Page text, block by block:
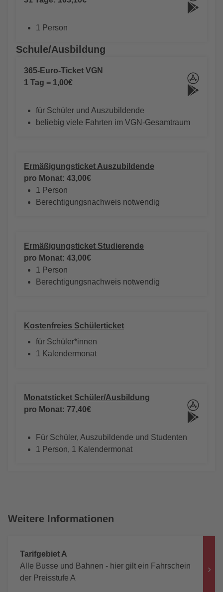
1 Person
Schule/Ausbildung
365-Euro-Ticket VGN
1 Tag = 1,00€
für Schüler und Auszubildende
beliebig viele Fahrten im VGN-Gesamtraum
Ermäßigungsticket Auszubildende
pro Monat: 43,00€
1 Person
Berechtigungsnachweis notwendig
Ermäßigungsticket Studierende
pro Monat: 43,00€
1 Person
Berechtigungsnachweis notwendig
Kostenfreies Schülerticket
für Schüler*innen
1 Kalendermonat
Monatsticket Schüler/Ausbildung
pro Monat: 77,40€
Für Schüler, Auszubildende und Studenten
1 Person, 1 Kalendermonat
Weitere Informationen
Tarifgebiet A
Alle Busse und Bahnen - hier gilt ein Fahrschein
der Preisstufe A